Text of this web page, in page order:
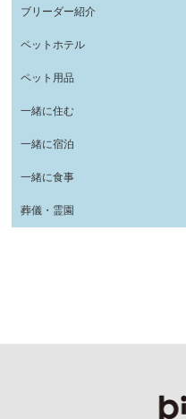
ブリーダー紹介
ペットホテル
ペット用品
一緒に住む
一緒に宿泊
一緒に食事
葬儀・霊園